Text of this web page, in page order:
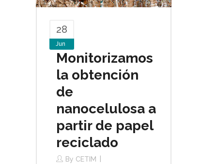
28
Jun
Monitorizamos
la obtención
de
nanocelulosa a
partir de papel
reciclado
By CETIM